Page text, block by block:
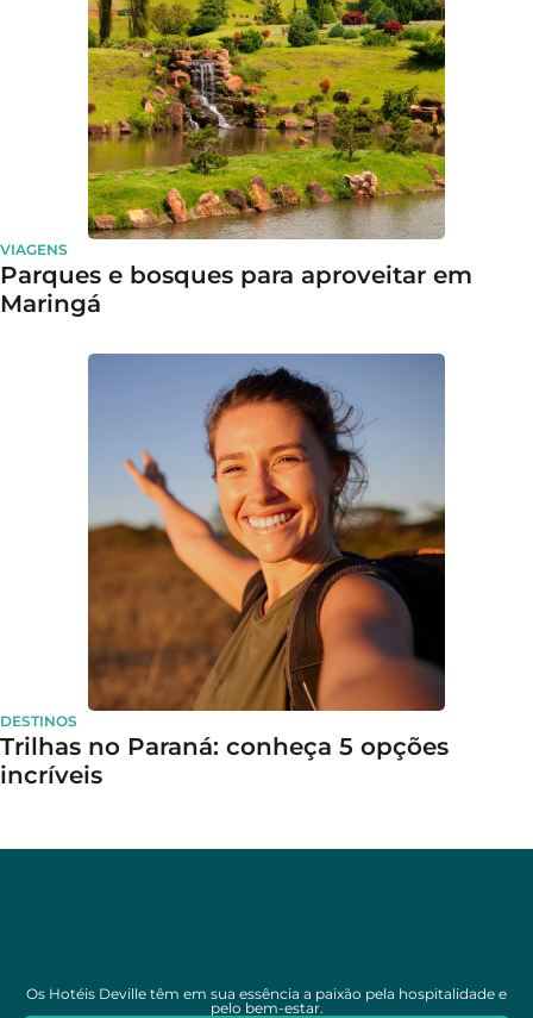
VIAGENS
Parques e bosques para aproveitar em
Maringá
DESTINOS
Trilhas no Paraná: conheça 5 opções
incríveis
Os Hotéis Deville têm em sua essência a paixão pela hospitalidade e
pelo bem-estar.